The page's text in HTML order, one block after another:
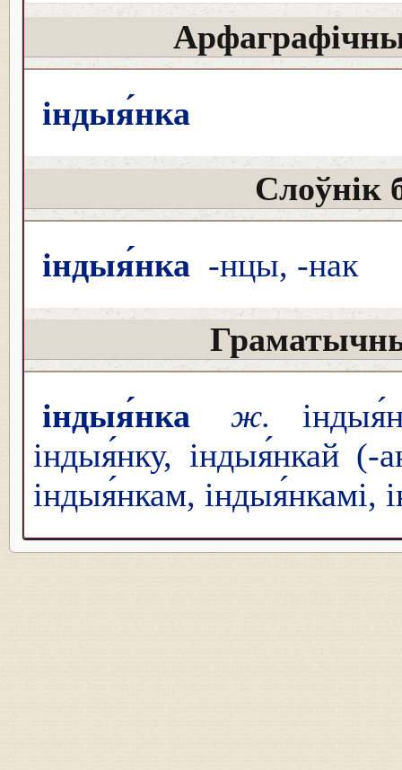
індыя́нка
Слоўнік
індыя́нка -нцы, -нак
індыя́нка ж.
індыя́нку, індыя́нкай
індыя́нкам, індыя́нкамі,